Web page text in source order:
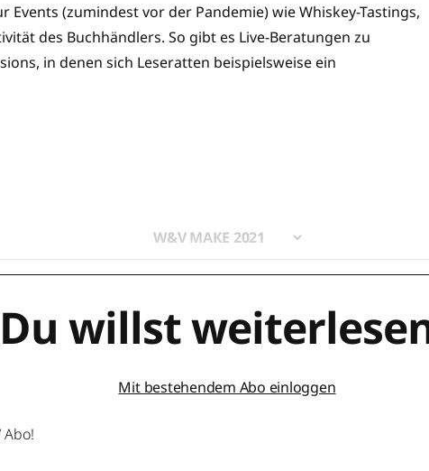
(zumindest vor der Pandemie) wie Whiskey-Tastings,
des Buchhändlers. So gibt es Live-Beratungen zu
in denen sich Leseratten beispielsweise ein
W&V MAKE 2021
Du willst
Mit bestehendem Abo einloggen